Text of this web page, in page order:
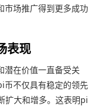
市场推广得到更多成功
表现
潜在价值一直备受关
币不仅具有稳定的领先
扩大和增多。这表明pi